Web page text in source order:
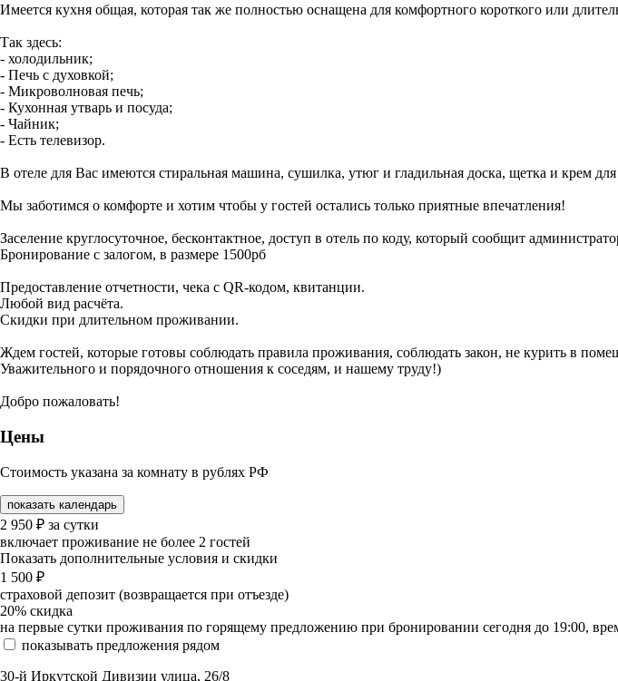
Имеется кухня общая, которая так же полностью оснащена для комфортного короткого или
Так здесь:
- холодильник;
- Печь с духовкой;
- Микроволновая печь;
- Кухонная утварь и посуда;
- Чайник;
- Есть телевизор.
В отеле для Вас имеются стиральная машина, сушилка, утюг и гладильная доска, щетка и крем
Мы заботимся о комфорте и хотим чтобы у гостей остались только приятные впечатления!
Заселение круглосуточное, бесконтактное, доступ в отель по коду, который сообщит
Бронирование с залогом, в размере 1500рб
Предоставление отчетности, чека с QR-кодом, квитанции.
Любой вид расчёта.
Скидки при длительном проживании.
Ждем гостей, которые готовы соблюдать правила проживания, соблюдать закон, не курить в
Уважительного и порядочного отношения к соседям, и нашему труду!)
Добро пожаловать!
Цены
Стоимость указана за комнату в рублях РФ
показать календарь
2 950 ₽ за сутки
включает проживание не более 2 гостей
Показать дополнительные условия и скидки
1 500 ₽
страховой депозит (возвращается при отъезде)
20% скидка
на первые сутки проживания по горящему предложению при бронировании сегодня до 19:00,
показывать предложения рядом
30-й Иркутской Дивизии улица, 26/8